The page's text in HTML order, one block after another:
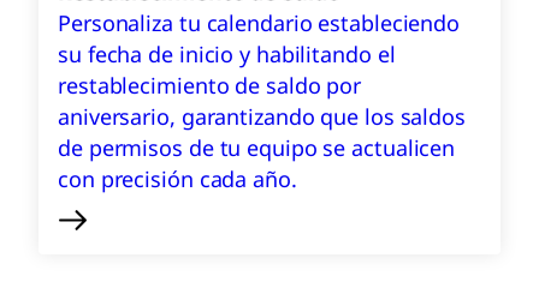
Personaliza tu calendario estableciendo
su fecha de inicio y habilitando el
restablecimiento de saldo por
aniversario, garantizando que los saldos
de permisos de tu equipo se actualicen
con precisión cada año.